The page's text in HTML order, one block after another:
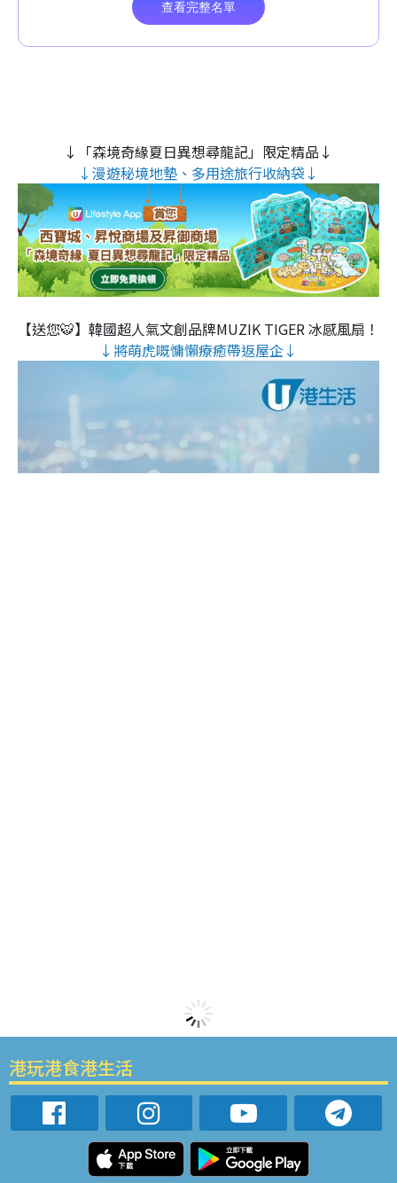
↓「森境奇緣夏日異想尋龍記」限定精品↓
↓漫遊秘境地墊、多用途旅行收納袋↓
【送您🐯】韓國超人氣文創品牌MUZIK TIGER 冰感風扇！
↓將萌虎嘅慵懶療癒帶返屋企↓
港玩港食港生活